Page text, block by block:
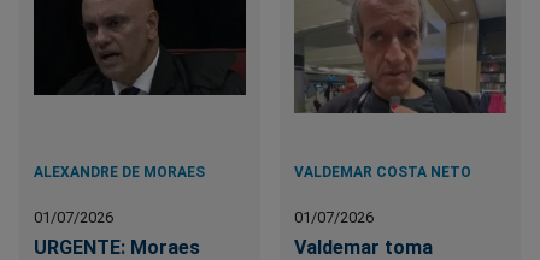
ALEXANDRE DE MORAES
01/07/2026
URGENTE: Moraes
VALDEMAR COSTA NETO
01/07/2026
Valdemar toma